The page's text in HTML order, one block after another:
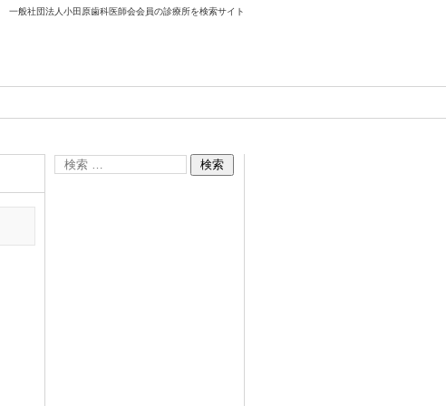
一般社団法人小田原歯科医師会会員の診療所を検索サイト